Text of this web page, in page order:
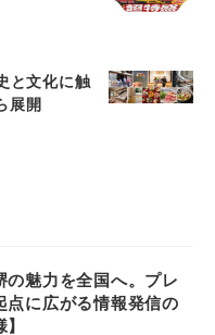
と文化に触
展開
の魅力を全国へ。プレ
点に広がる情報発信の